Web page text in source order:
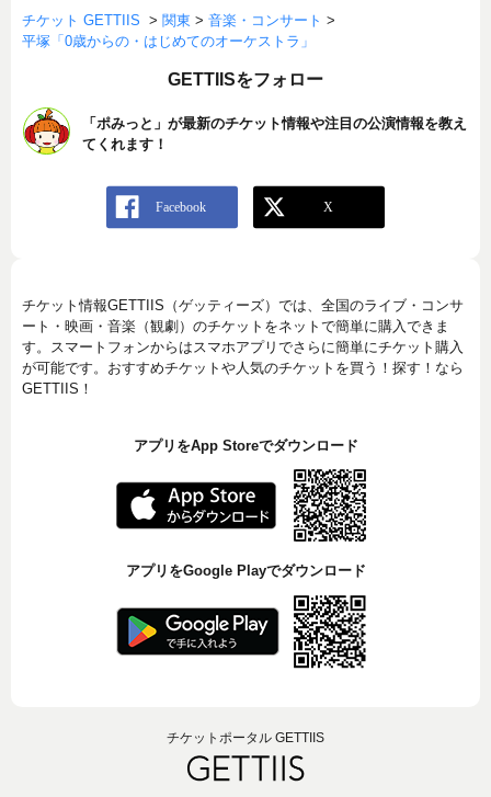
チケット GETTIIS > 関東 > 音楽・コンサート >
平塚「0歳からの・はじめてのオーケストラ」
GETTIISをフォロー
「ポみっと」が最新のチケット情報や注目の公演情報を教え
てくれます！
チケット情報GETTIIS（ゲッティーズ）では、全国のライブ・コンサ
ート・映画・音楽（観劇）のチケットをネットで簡単に購入できま
す。スマートフォンからはスマホアプリでさらに簡単にチケット購入
が可能です。おすすめチケットや人気のチケットを買う！探す！なら
GETTIIS！
アプリをApp Storeでダウンロード
アプリをGoogle Playでダウンロード
チケットポータル GETTIIS